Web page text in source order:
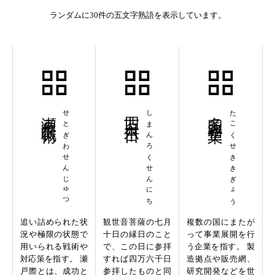
ランダムに30件の五文字熟語を表示しています。
せとぎわせんじゅつ
追い詰められた状
況や極限の状態で
用いられる戦術や
対応策を指す。 瀬
戸際とは、成功と
しまんろくせんにち
四万六千日
観世音菩薩の七月
十日の縁日のこと
で、この日に参拝
すれば四万六千日
参拝したものと同
たこくせききぎょう
複数の国にまたが
って事業展開を行
う企業を指す。 製
造拠点や販売網、
研究開発などを世